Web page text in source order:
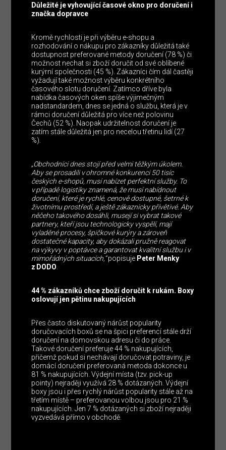
Důležité je vyhovující časové okno pro doručení i
značka dopravce
Kromě rychlosti je při výběru e-shopu a
rozhodování o nákupu pro zákazníky důležitá také
dostupnost preferované metody doručení (78 %) či
možnost nechat si zboží doručit od své oblíbené
kurýrní společnosti (45 %). Zákazníci čím dál častěji
vyžadují také možnost výběru konkrétního
časového slotu doručení. Zatímco dříve byla
nabídka časových oken spíše výjimečným
nadstandardem, dnes se jedná o službu, která je v
rámci doručení důležitá pro více než polovinu
Čechů (52 %). Naopak udržitelnost doručení je
zatím stále důležitá jen pro necelou třetinu lidí (27
%).
„Obchodníci dnes stojí před velmi těžkým úkolem.
Aby se prosadili v ohromné konkurenci 50 tisíc
českých e-shopů, musí nabízet perfektní služby. To
v případě logistiky znamená, že musí nabídnout
doručení, které je rychlé, cenově dostupné, šetrné k
životnímu prostředí, a ještě zákaznicky přívětivé. Aby
něčeho takového dosáhli, musejí si vybrat takové
partnery, kteří jsou technologicky vyspělí, mají
vyladěné procesy, špičkové kurýry a zároveň
dostatečné kapacity, aby dokázali pružně reagovat
na výkyvy v poptávce a garantovat kvalitní službu i v
mimořádných situacích,“popisuje Peter Menky
z DODO
44 % zákazníků chce zboží doručit k rukám. Boxy
oslovují jen pětinu nakupujících
Přes často diskutovaný nárůst popularity
doručovacích boxů se na špici preferencí stále drží
doručení na domovskou adresu či do práce.
Takové doručení preferuje 44 % nakupujících,
přičemž pokud si nechávají doručovat potraviny, je
domácí doručení preferovaná metoda dokonce u
81 % nakupujících. Výdejní místa (tzv. pick-up
pointy) nejraději využívá 28 % dotázaných. Výdejní
boxy jsou i přes rychlý nárůst popularity stále až na
třetím místě – preferovanou volbou jsou pro 21 %
nakupujících. Jen 7 % dotázaných si zboží nejraději
vyzvedává přímo v obchodě.